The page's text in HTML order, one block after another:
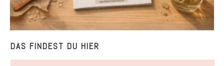
DAS FINDEST DU HIER